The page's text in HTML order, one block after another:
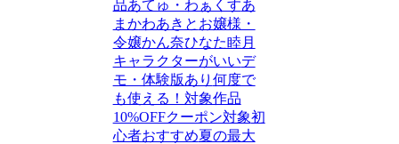
品あてゅ・わぁくすあ
まかわあきと お嬢様・
令嬢かん奈ひなた睦月
キャラクターがいいデ
モ・体験版あり 何度で
も使える！対象作品
10%OFFクーポン対象初
心者おすすめ夏の最大